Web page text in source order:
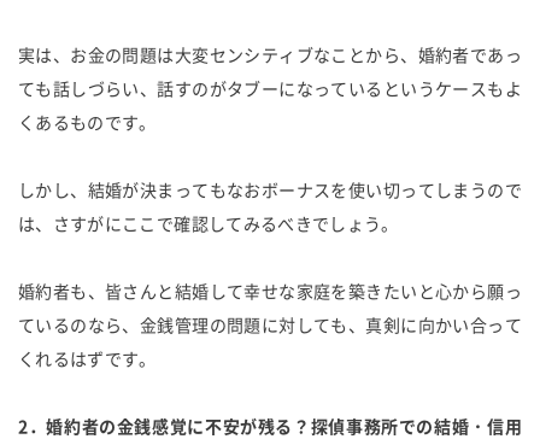
実は、お金の問題は大変センシティブなことから、婚約者であっ
ても話しづらい、話すのがタブーになっているというケースもよ
くあるものです。
しかし、結婚が決まってもなおボーナスを使い切ってしまうので
は、さすがにここで確認してみるべきでしょう。
婚約者も、皆さんと結婚して幸せな家庭を築きたいと心から願っ
ているのなら、金銭管理の問題に対しても、真剣に向かい合って
くれるはずです。
2．婚約者の金銭感覚に不安が残る？探偵事務所での結婚・信用